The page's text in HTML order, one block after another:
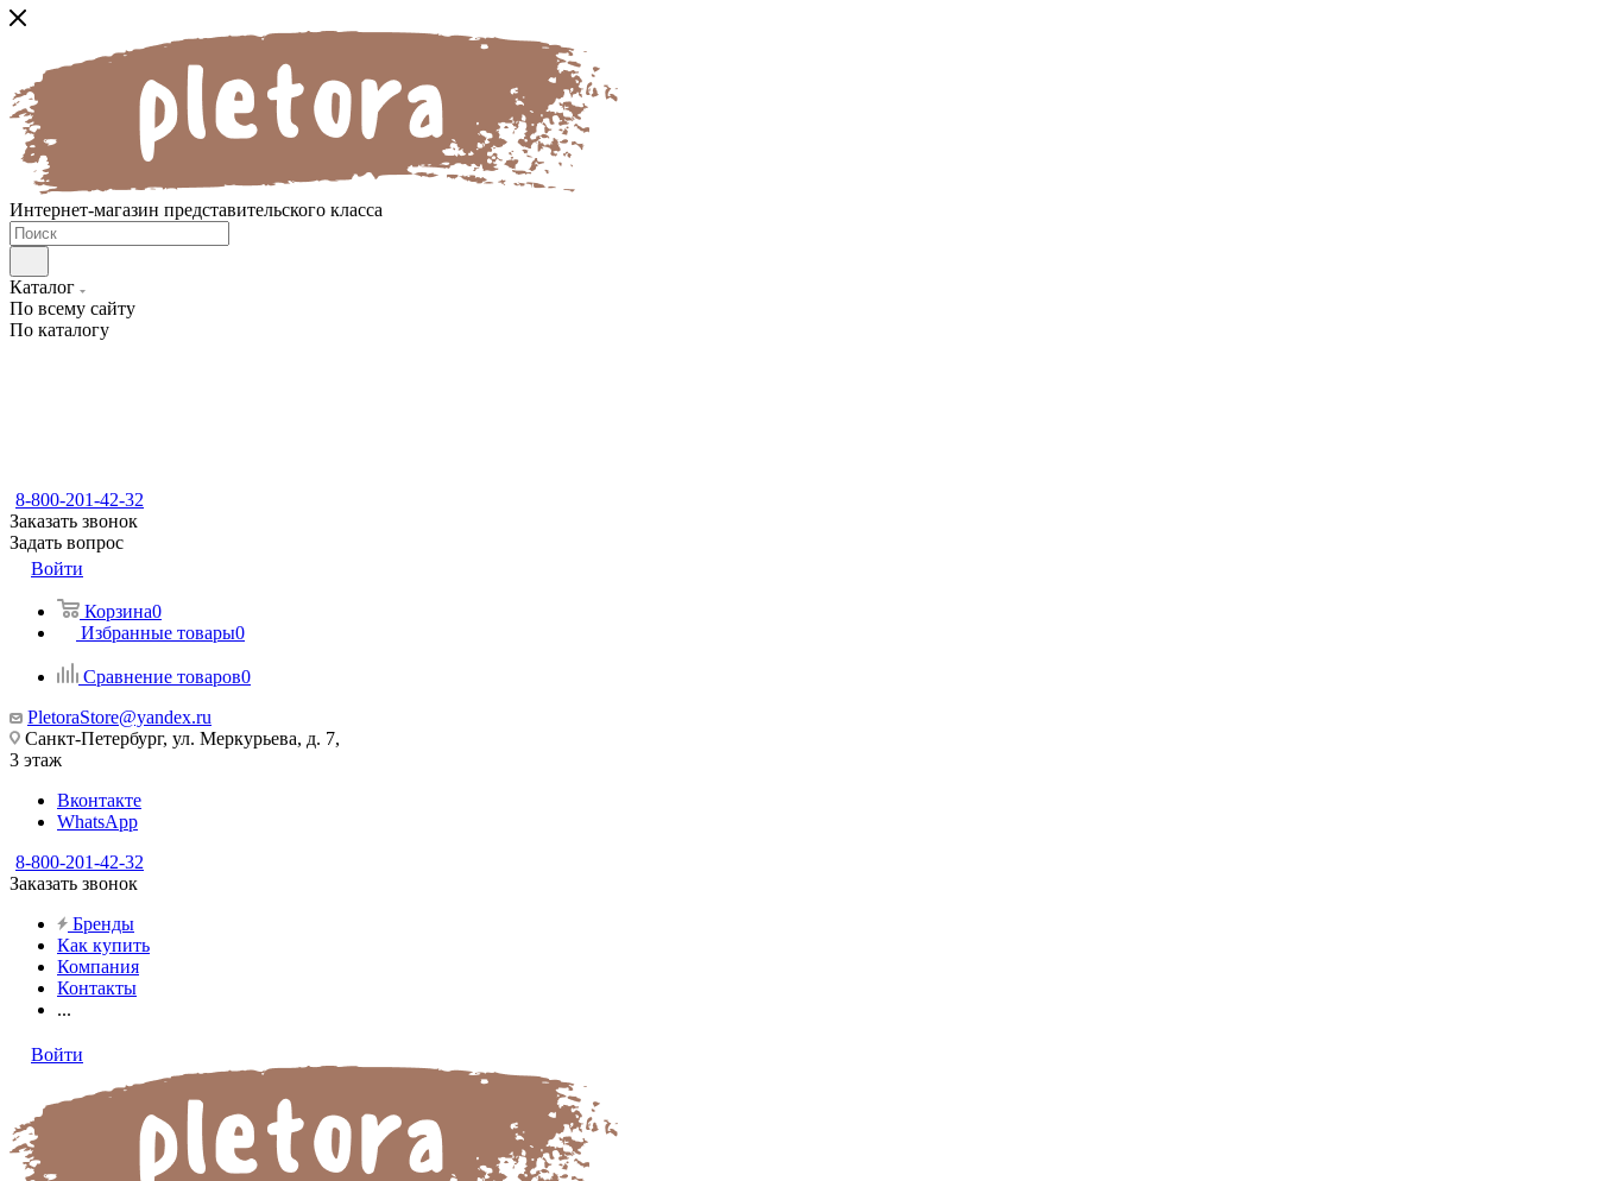
Интернет-магазин представительского класса
Каталог
По всему сайту
По каталогу
8-800-201-42-32
Заказать звонок
Задать вопрос
Войти
Корзина0
Избранные товары0
Сравнение товаров0
PletoraStore@yandex.ru
Санкт-Петербург, ул. Меркурьева, д. 7,
3 этаж
Вконтакте
WhatsApp
8-800-201-42-32
Заказать звонок
Бренды
Как купить
Компания
Контакты
...
Войти